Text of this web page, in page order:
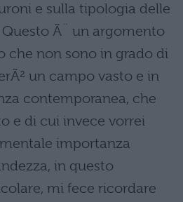
e sulla tipologia delle
Ã¨ un argomento
che non sono in grado di
un campo vasto e in
contemporanea, che
e di cui invece vorrei
importanza
in questo
mi fece ricordare